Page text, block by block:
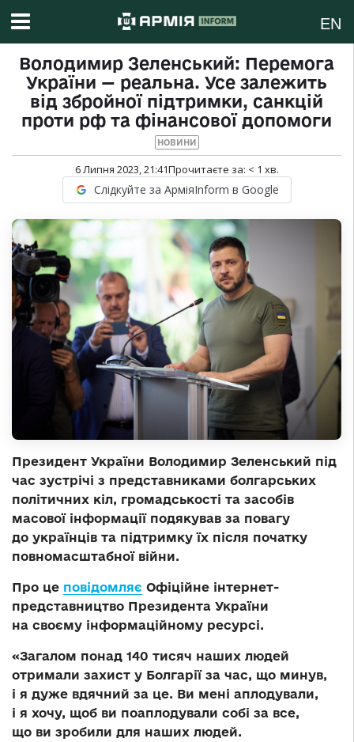
EN
Володимир Зеленський: Перемога
України — реальна. Усе залежить
від збройної підтримки, санкцій
проти рф та фінансової допомоги
НОВИНИ
6 Липня 2023, 21:41Прочитаєте за: < 1 хв.
Слідкуйте за АрміяInform в Google
Президент України Володимир Зеленський під
час зустрічі з представниками болгарських
політичних кіл, громадськості та засобів
масової інформації подякував за повагу
до українців та підтримку їх після початку
повномасштабної війни.
Про це повідомляє Офіційне інтернет-
представництво Президента України
на своєму інформаційному ресурсі.
«Загалом понад 140 тисяч наших людей
отримали захист у Болгарії за час, що минув,
і я дуже вдячний за це. Ви мені аплодували,
і я хочу, щоб ви поаплодували собі за все,
що ви зробили для наших людей.